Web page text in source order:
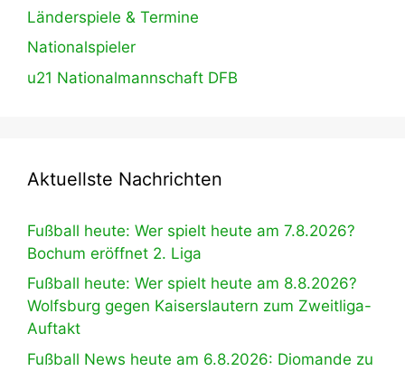
Länderspiele & Termine
Nationalspieler
u21 Nationalmannschaft DFB
Aktuellste Nachrichten
Fußball heute: Wer spielt heute am 7.8.2026?
Bochum eröffnet 2. Liga
Fußball heute: Wer spielt heute am 8.8.2026?
Wolfsburg gegen Kaiserslautern zum Zweitliga-
Auftakt
Fußball News heute am 6.8.2026: Diomande zu